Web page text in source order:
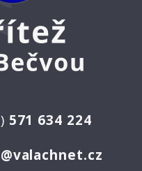
571 634 224